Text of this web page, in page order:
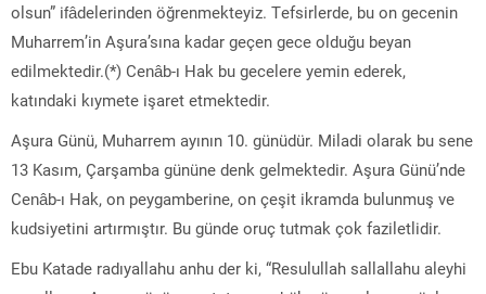
olsun” ifâdelerinden öğrenmekteyiz. Tefsirlerde, bu on gecenin
Muharrem’in Aşura’sına kadar geçen gece olduğu beyan
edilmektedir.(*) Cenâb-ı Hak bu gecelere yemin ederek,
katındaki kıymete işaret etmektedir.
Aşura Günü, Muharrem ayının 10. günüdür. Miladi olarak bu sene
13 Kasım, Çarşamba gününe denk gelmektedir. Aşura Günü’nde
Cenâb-ı Hak, on peygamberine, on çeşit ikramda bulunmuş ve
kudsiyetini artırmıştır. Bu günde oruç tutmak çok faziletlidir.
Ebu Katade radıyallahu anhu der ki, “Resulullah sallallahu aleyhi